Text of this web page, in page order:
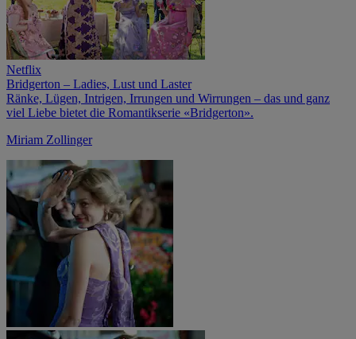
Netflix
Bridgerton – Ladies, Lust und Laster
Ränke, Lügen, Intrigen, Irrungen und Wirrungen – das und ganz
viel Liebe bietet die Romantikserie «Bridgerton».
Miriam Zollinger